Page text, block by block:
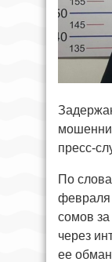
пресс-
По
февраля
сомов за
через
ее